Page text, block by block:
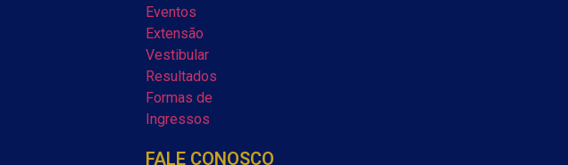
Eventos
Extensão
Vestibular
Resultados
Formas de
Ingressos
FALE CONOSCO